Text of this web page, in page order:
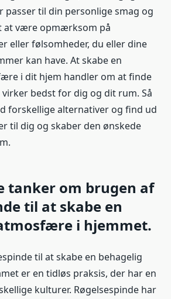
passer til din personlige smag og
at være opmærksom på
eller følsomheder, du eller dine
kan have. At skabe en
i dit hjem handler om at finde
virker bedst for dig og dit rum. Så
forskellige alternativer og find ud
til dig og skaber den ønskede
tanker om brugen af
til at skabe en
i hjemmet.
til at skabe en behagelig
er en tidløs praksis, der har en
kulturer. Røgelsespinde har